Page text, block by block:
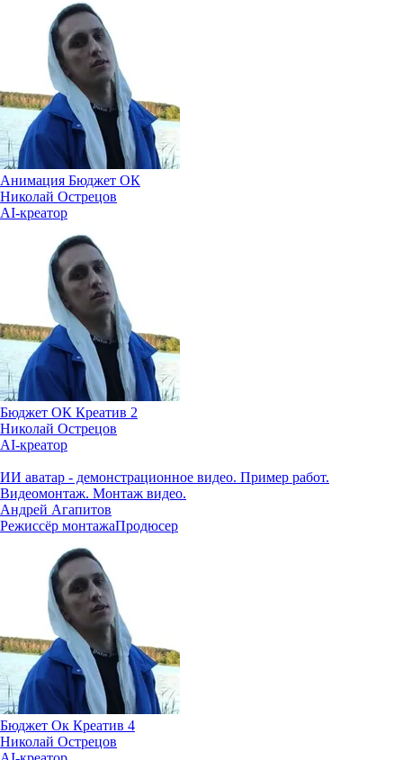
Анимация Бюджет ОК
Николай Острецов
AI-креатор
Бюджет ОК Креатив 2
Николай Острецов
AI-креатор
ИИ аватар - демонстрационное видео. Пример работ.
Видеомонтаж. Монтаж видео.
Андрей Агапитов
Режиссёр монтажаПродюсер
Бюджет Ок Креатив 4
Николай Острецов